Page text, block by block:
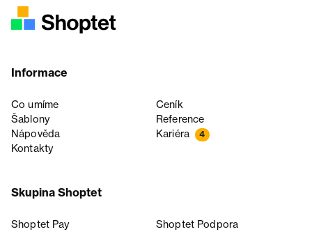
Informace
Co umíme
Ceník
Šablony
Reference
Nápověda
Kariéra 4
Kontakty
Skupina Shoptet
Shoptet Pay
Shoptet Podpora